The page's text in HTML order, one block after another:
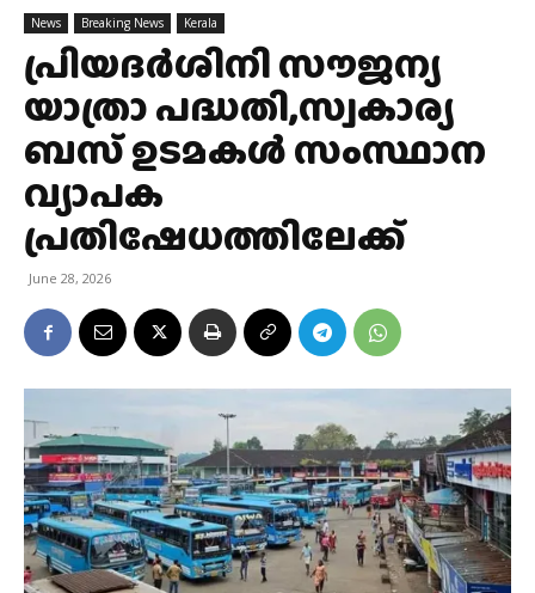
News Breaking News Kerala
പ്രിയദർശിനി സൗജന്യ
യാത്രാ പദ്ധതി,സ്വകാര്യ
ബസ് ഉടമകൾ സംസ്ഥാന
വ്യാപക
പ്രതിഷേധത്തിലേക്ക്
June 28, 2026